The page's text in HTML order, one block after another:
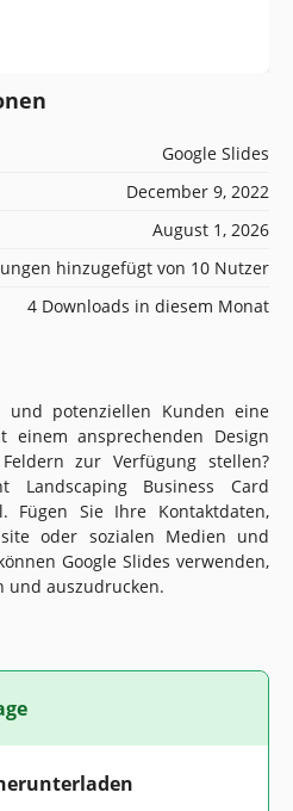
Google Slides
December 9, 2022
August 1, 2026
hinzugefügt von 10 Nutzer
4 Downloads in diesem Monat
und potenziellen Kunden eine
einem ansprechenden Design
zur Verfügung stellen?
Landscaping Business Card
Fügen Sie Ihre Kontaktdaten,
oder sozialen Medien und
Google Slides verwenden,
und auszudrucken.